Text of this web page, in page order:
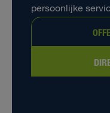
persoonlijke